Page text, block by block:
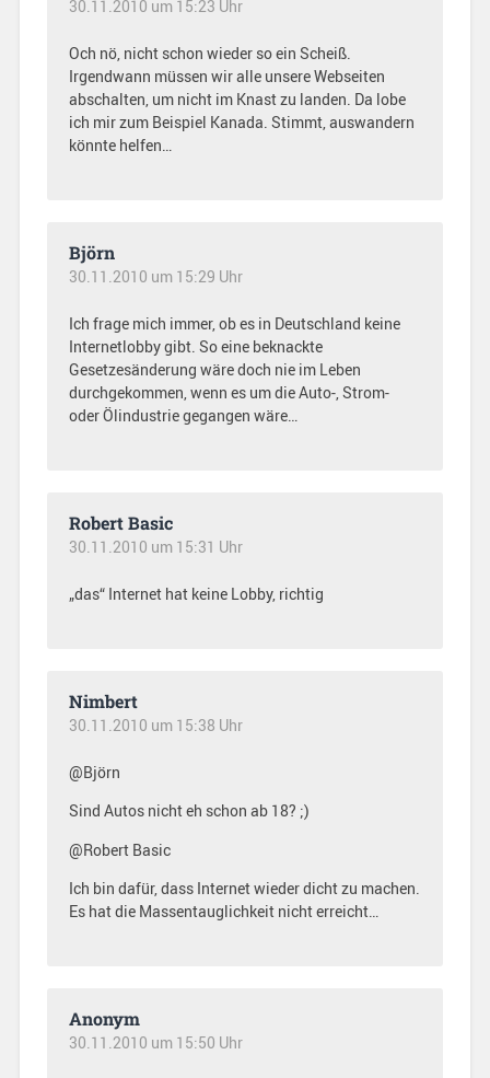
30.11.2010 um 15:23 Uhr
Och nö, nicht schon wieder so ein Scheiß.
Irgendwann müssen wir alle unsere Webseiten
abschalten, um nicht im Knast zu landen. Da lobe
ich mir zum Beispiel Kanada. Stimmt, auswandern
könnte helfen…
Björn
30.11.2010 um 15:29 Uhr
Ich frage mich immer, ob es in Deutschland keine
Internetlobby gibt. So eine beknackte
Gesetzesänderung wäre doch nie im Leben
durchgekommen, wenn es um die Auto-, Strom-
oder Ölindustrie gegangen wäre…
Robert Basic
30.11.2010 um 15:31 Uhr
„das“ Internet hat keine Lobby, richtig
Nimbert
30.11.2010 um 15:38 Uhr
@Björn
Sind Autos nicht eh schon ab 18? ;)
@Robert Basic
Ich bin dafür, dass Internet wieder dicht zu machen.
Es hat die Massentauglichkeit nicht erreicht…
Anonym
30.11.2010 um 15:50 Uhr